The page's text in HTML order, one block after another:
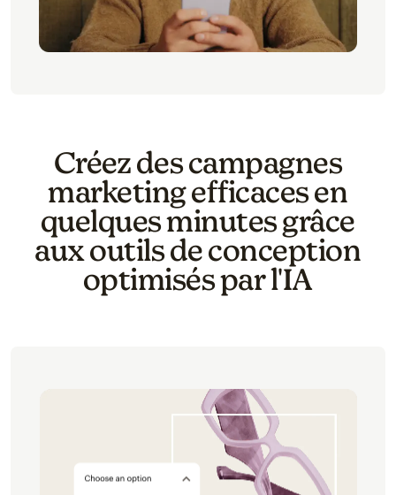
Créez des campagnes
marketing efficaces en
quelques minutes grâce
aux outils de conception
optimisés par l'IA